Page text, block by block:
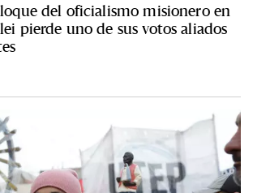
del oficialismo misionero en
pierde uno de sus votos aliados